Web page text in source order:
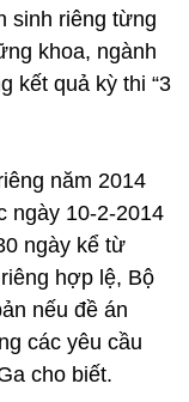
sinh riêng từng
khoa, ngành
kết quả kỳ thi “3
năm 2014
ngày 10-2-2014
ngày kể từ
hợp lệ, Bộ
nếu đề án
các yêu cầu
cho biết.